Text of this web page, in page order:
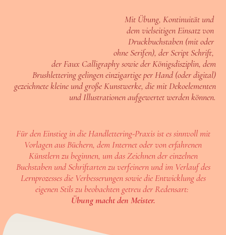
Mit Übung, Kontinuität und
dem vielseitigen Einsatz von
Druckbuchstaben (mit oder
ohne Serifen), der Script Schrift,
der Faux Calligraphy sowie der Königsdisziplin, dem
Brushlettering gelingen einzigartige per Hand (oder digital)
gezeichnete kleine und große Kunstwerke, die mit Dekoelementen
und Illustrationen aufgewertet werden können.
Für den Einstieg in die Handlettering-Praxis ist es sinnvoll mit
Vorlagen aus Büchern, dem Internet oder von erfahrenen
Künstlern zu beginnen, um das Zeichnen der einzelnen
Buchstaben und Schriftarten zu verfeinern und im Verlauf des
Lernprozesses die Verbesserungen sowie die Entwicklung des
eigenen Stils zu beobachten getreu der Redensart:
Übung macht den Meister.